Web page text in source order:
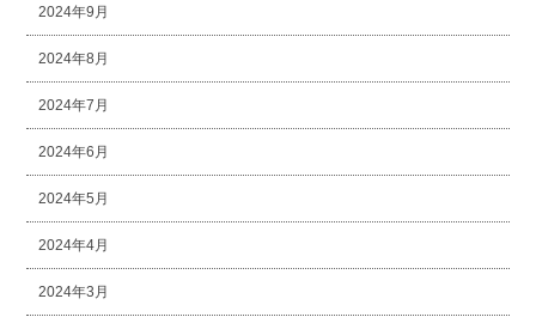
2024年9月
2024年8月
2024年7月
2024年6月
2024年5月
2024年4月
2024年3月